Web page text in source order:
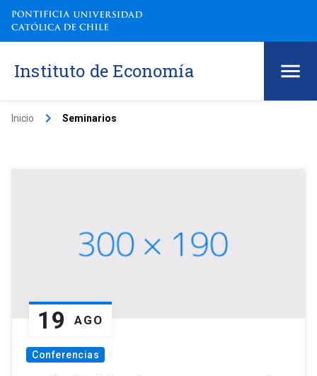
Instituto de Economía
Inicio keyboard_arrow_right Seminarios
19 AGO
Conferencias